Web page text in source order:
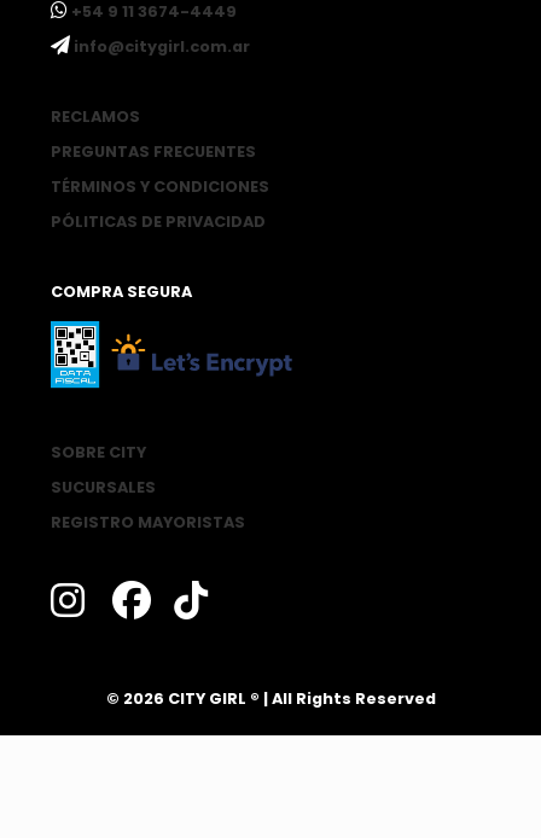
ㅤ+54 9 11 3674-4449
ㅤinfo@citygirl.com.ar
RECLAMOS
PREGUNTAS FRECUENTES
TÉRMINOS Y CONDICIONES
PÓLITICAS DE PRIVACIDAD
COMPRA SEGURA
SOBRE CITY
SUCURSALES
REGISTRO MAYORISTAS
© 2026 CITY GIRL ® | All Rights Reserved